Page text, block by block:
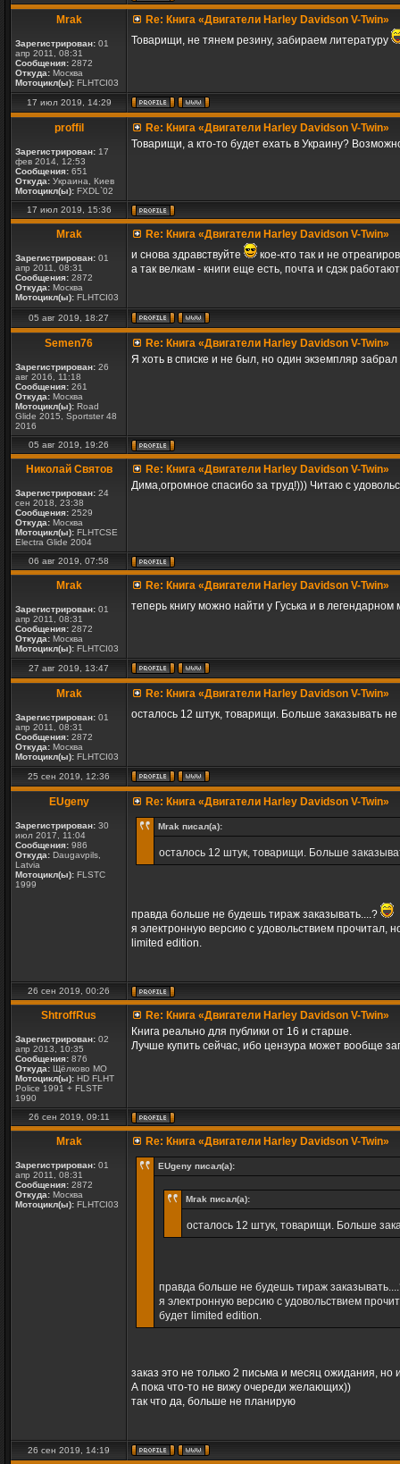
Mrak
Зарегистрирован: 01
апр 2011, 08:31
Сообщения: 2872
Откуда: Москва
Мотоцикл(ы): FLHTCI03
Re: Книга «Двигатели Harley Davidson V-Twin»
Товарищи, не тянем резину, забираем литературу
17 июл 2019, 14:29
proffil
Зарегистрирован: 17
фев 2014, 12:53
Сообщения: 651
Откуда: Украина, Киев
Мотоцикл(ы): FXDL`02
Re: Книга «Двигатели Harley Davidson V-Twin»
Товарищи, а кто-то будет ехать в Украину?
17 июл 2019, 15:36
Mrak
Зарегистрирован: 01
апр 2011, 08:31
Сообщения: 2872
Откуда: Москва
Мотоцикл(ы): FLHTCI03
Re: Книга «Двигатели Harley Davidson V-Twin»
и снова здравствуйте
кое-кто так и не
а так велкам - книги еще есть, почта и сдэк
05 авг 2019, 18:27
Semen76
Зарегистрирован: 26
авг 2016, 11:18
Сообщения: 261
Откуда: Москва
Мотоцикл(ы): Road
Glide 2015, Sportster 48
2016
Re: Книга «Двигатели Harley Davidson V-Twin»
Я хоть в списке и не был, но один экземпляр
05 авг 2019, 19:26
Николай Святов
Зарегистрирован: 24
сен 2018, 23:38
Сообщения: 2529
Откуда: Москва
Мотоцикл(ы): FLHTCSE
Electra Glide 2004
Re: Книга «Двигатели Harley Davidson V-Twin»
Дима,огромное спасибо за труд!))) Читаю с
06 авг 2019, 07:58
Mrak
Зарегистрирован: 01
апр 2011, 08:31
Сообщения: 2872
Откуда: Москва
Мотоцикл(ы): FLHTCI03
Re: Книга «Двигатели Harley Davidson V-Twin»
теперь книгу можно найти у Гуська и в
27 авг 2019, 13:47
Mrak
Зарегистрирован: 01
апр 2011, 08:31
Сообщения: 2872
Откуда: Москва
Мотоцикл(ы): FLHTCI03
Re: Книга «Двигатели Harley Davidson V-Twin»
осталось 12 штук, товарищи. Больше заказывать
25 сен 2019, 12:36
EUgeny
Зарегистрирован: 30
июл 2017, 11:04
Сообщения: 986
Откуда: Daugavpils,
Latvia
Мотоцикл(ы): FLSTC
1999
Re: Книга «Двигатели Harley Davidson V-Twin»
Mrak писал(а):
осталось 12 штук, товарищи. Больше
правда больше не будешь тираж заказывать....?
я электронную версию c удовольствием прочитал,
limited edition.
26 сен 2019, 00:26
ShtroffRus
Зарегистрирован: 02
апр 2013, 10:35
Сообщения: 876
Откуда: Щёлково МО
Мотоцикл(ы): HD FLHT
Police 1991 + FLSTF
1990
Re: Книга «Двигатели Harley Davidson V-Twin»
Книга реально для публики от 16 и старше.
Лучше купить сейчас, ибо цензура может вообще
26 сен 2019, 09:11
Mrak
Зарегистрирован: 01
апр 2011, 08:31
Сообщения: 2872
Откуда: Москва
Мотоцикл(ы): FLHTCI03
Re: Книга «Двигатели Harley Davidson V-Twin»
EUgeny писал(а):
Mrak писал(а):
осталось 12 штук, товарищи. Больше
правда больше не будешь тираж
я электронную версию c удовольствием
будет limited edition.
заказ это не только 2 письма и месяц ожидания, но
А пока что-то не вижу очереди желающих))
так что да, больше не планирую
26 сен 2019, 14:19